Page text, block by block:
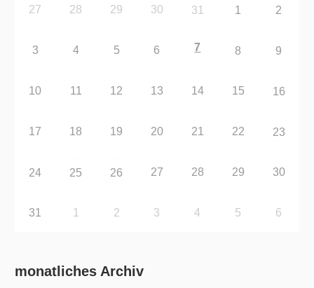
27 28 29 30 31 1 2
3 4 5 6 7 8 9
10 11 12 13 14 15 16
17 18 19 20 21 22 23
24 25 26 27 28 29 30
31 1 2 3 4 5 6
monatliches Archiv